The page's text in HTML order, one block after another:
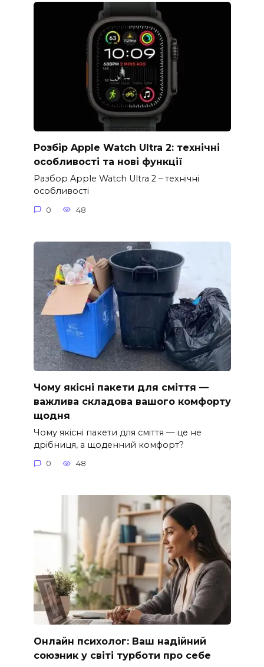
Розбір Apple Watch Ultra 2: технічні
особливості та нові функції
Разбор Apple Watch Ultra 2 – технічні
особливості
0 48
Чому якісні пакети для сміття —
важлива складова вашого комфорту
щодня
Чому якісні пакети для сміття — це не
дрібниця, а щоденний комфорт?
0 48
Онлайн психолог: Ваш надійний
союзник у світі турботи про себе